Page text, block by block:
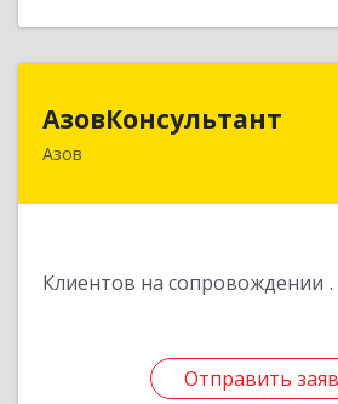
АзовКонсультант
Азов
Клиентов на сопровождении
Отправить
346780, Ростовская обл, Азов
Отправить